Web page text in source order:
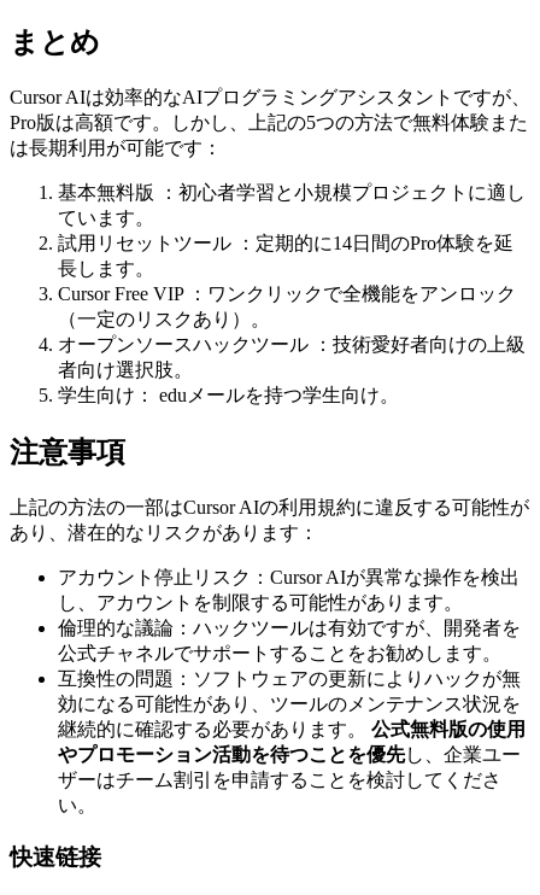
まとめ
Cursor AIは効率的なAIプログラミングアシスタントですが、
Pro版は高額です。しかし、上記の5つの方法で無料体験また
は長期利用が可能です：
基本無料版 ：初心者学習と小規模プロジェクトに適し
ています。
試用リセットツール ：定期的に14日間のPro体験を延
長します。
Cursor Free VIP ：ワンクリックで全機能をアンロック
（一定のリスクあり）。
オープンソースハックツール ：技術愛好者向けの上級
者向け選択肢。
学生向け： eduメールを持つ学生向け。
注意事項
上記の方法の一部はCursor AIの利用規約に違反する可能性が
あり、潜在的なリスクがあります：
アカウント停止リスク：Cursor AIが異常な操作を検出
し、アカウントを制限する可能性があります。
倫理的な議論：ハックツールは有効ですが、開発者を
公式チャネルでサポートすることをお勧めします。
互換性の問題：ソフトウェアの更新によりハックが無
効になる可能性があり、ツールのメンテナンス状況を
継続的に確認する必要があります。 公式無料版の使用
やプロモーション活動を待つことを優先し、企業ユー
ザーはチーム割引を申請することを検討してくださ
い。
快速链接